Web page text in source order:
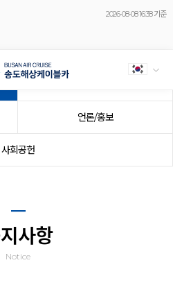
2026-08-08 16:38 기준
언론/홍보
사회공헌
사항
Notice